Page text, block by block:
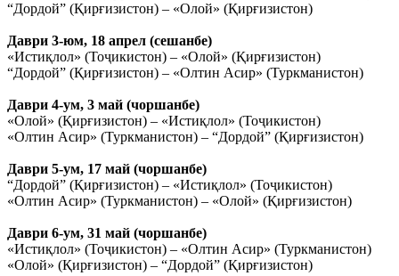
“Дордой” (Қирғизистон) – «Олой» (Қирғизистон)
Даври 3-юм, 18 апрел (сешанбе)
«Истиқлол» (Тоҷикистон) – «Олой» (Қирғизистон)
“Дордой” (Қирғизистон) – «Олтин Асир» (Туркманистон)
Даври 4-ум, 3 май (чоршанбе)
«Олой» (Қирғизистон) – «Истиқлол» (Тоҷикистон)
«Олтин Асир» (Туркманистон) – “Дордой” (Қирғизистон)
Даври 5-ум, 17 май (чоршанбе)
“Дордой” (Қирғизистон) – «Истиқлол» (Тоҷикистон)
«Олтин Асир» (Туркманистон) – «Олой» (Қирғизистон)
Даври 6-ум, 31 май (чоршанбе)
«Истиқлол» (Тоҷикистон) – «Олтин Асир» (Туркманистон)
«Олой» (Қирғизистон) – “Дордой” (Қирғизистон)